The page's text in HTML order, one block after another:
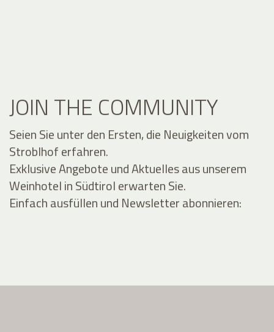
JOIN THE COMMUNITY
Seien Sie unter den Ersten, die Neuigkeiten vom
Stroblhof erfahren.
Exklusive Angebote und Aktuelles aus unserem
Weinhotel in Südtirol erwarten Sie.
Einfach ausfüllen und Newsletter abonnieren: